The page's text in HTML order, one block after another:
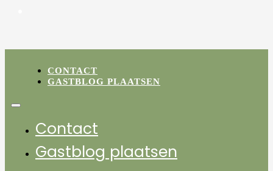
CONTACT
GASTBLOG PLAATSEN
Contact
Gastblog plaatsen